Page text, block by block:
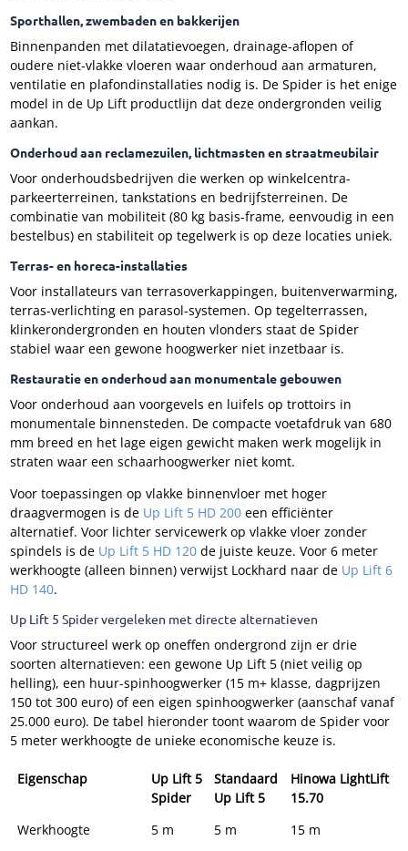
Sporthallen, zwembaden en bakkerijen
Binnenpanden met dilatatievoegen, drainage-aflopen of
oudere niet-vlakke vloeren waar onderhoud aan armaturen,
ventilatie en plafondinstallaties nodig is. De Spider is het enige
model in de Up Lift productlijn dat deze ondergronden veilig
aankan.
Onderhoud aan reclamezuilen, lichtmasten en straatmeubilair
Voor onderhoudsbedrijven die werken op winkelcentra-
parkeerterreinen, tankstations en bedrijfsterreinen. De
combinatie van mobiliteit (80 kg basis-frame, eenvoudig in een
bestelbus) en stabiliteit op tegelwerk is op deze locaties uniek.
Terras- en horeca-installaties
Voor installateurs van terrasoverkappingen, buitenverwarming,
terras-verlichting en parasol-systemen. Op tegelterrassen,
klinkerondergronden en houten vlonders staat de Spider
stabiel waar een gewone hoogwerker niet inzetbaar is.
Restauratie en onderhoud aan monumentale gebouwen
Voor onderhoud aan voorgevels en luifels op trottoirs in
monumentale binnensteden. De compacte voetafdruk van 680
mm breed en het lage eigen gewicht maken werk mogelijk in
straten waar een schaarhoogwerker niet komt.
Voor toepassingen op vlakke binnenvloer met hoger
draagvermogen is de Up Lift 5 HD 200een efficiënter
alternatief. Voor lichter servicewerk op vlakke vloer zonder
spindels is de Up Lift 5 HD 120de juiste keuze. Voor 6 meter
werkhoogte (alleen binnen) verwijst Lockhard naar de Up Lift 6
HD 140.
Up Lift 5 Spider vergeleken met directe alternatieven
Voor structureel werk op oneffen ondergrond zijn er drie
soorten alternatieven: een gewone Up Lift 5 (niet veilig op
helling), een huur-spinhoogwerker (15 m+ klasse, dagprijzen
150 tot 300 euro) of een eigen spinhoogwerker (aanschaf vanaf
25.000 euro). De tabel hieronder toont waarom de Spider voor
5 meter werkhoogte de unieke economische keuze is.
Eigenschap
Up Lift 5
Spider
Standaard
Up Lift 5
Hinowa LightLift
15.70
Werkhoogte
5 m 5 m
15 m